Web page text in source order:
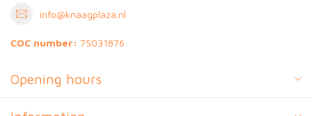
info@knaagplaza.nl
COC number: 75031876
Opening hours